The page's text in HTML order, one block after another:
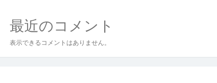
最近のコメント
表示できるコメントはありません。